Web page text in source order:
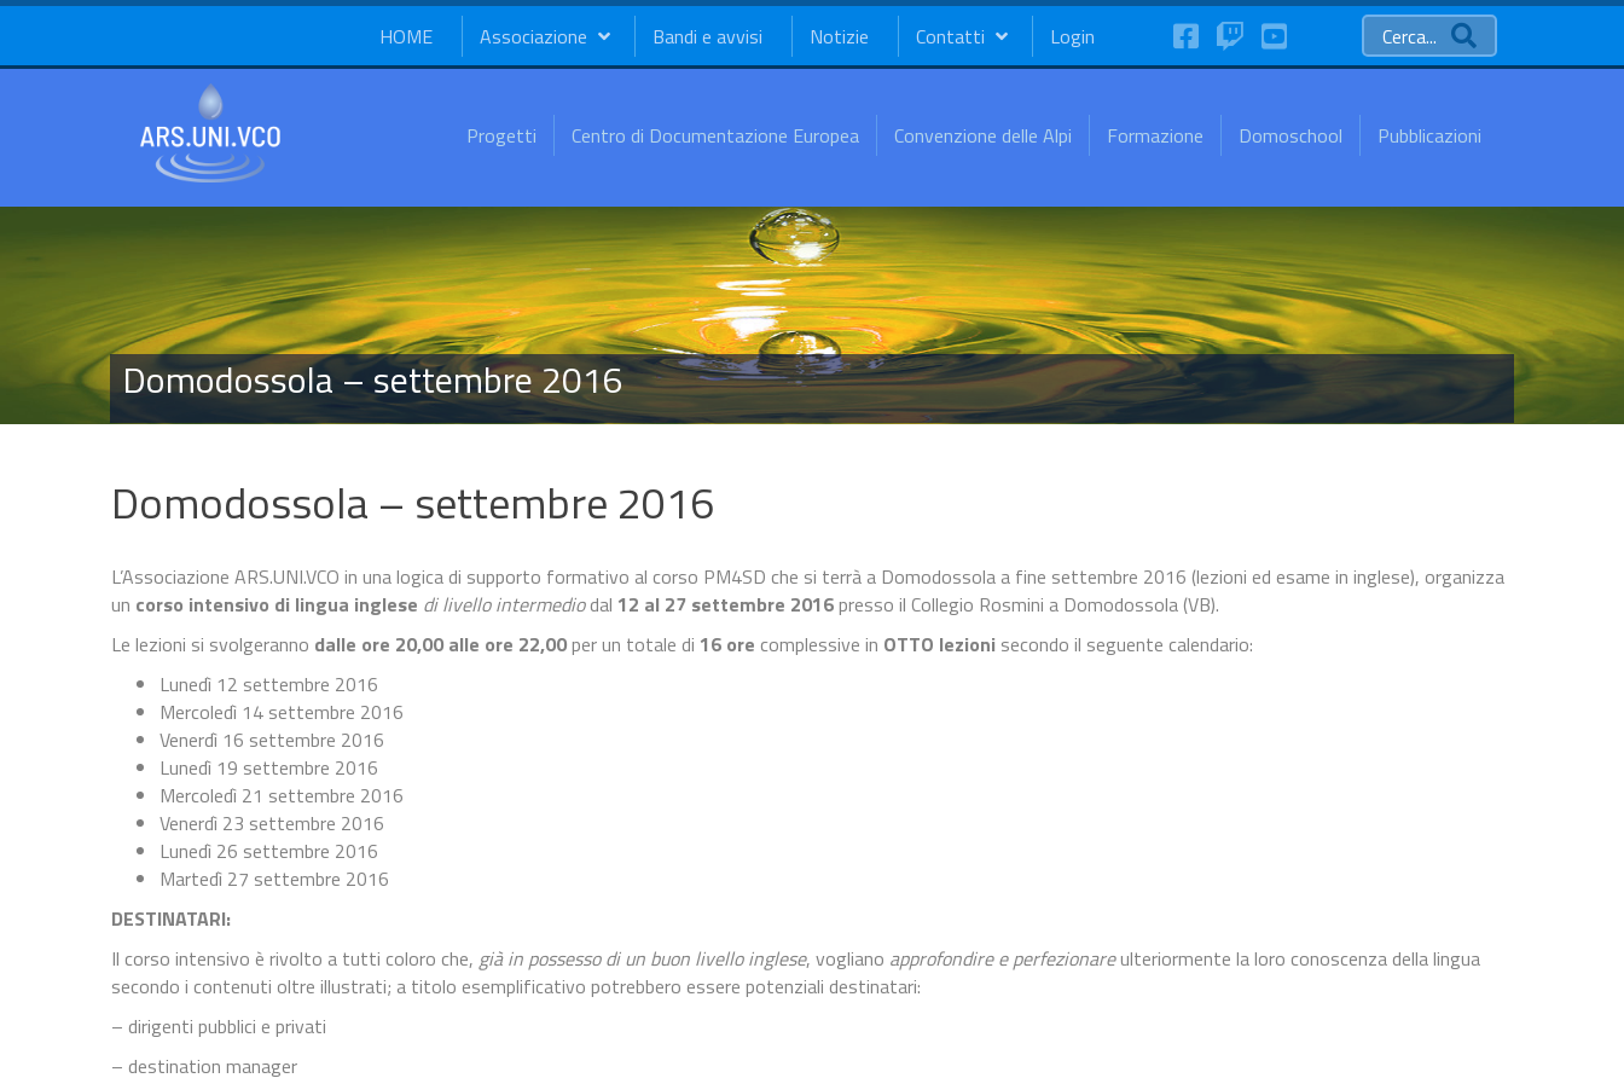
HOME Associazione Bandi e avvisi Notizie Contatti Login FaceBookTwitchYouTube Cerca...
Progetti Centro di Documentazione Europea Convenzione delle Alpi Formazione Domoschool Pubblicazioni
Domodossola – settembre 2016
Domodossola – settembre 2016
L’Associazione ARS.UNI.VCO in una logica di supporto formativo al corso PM4SD che si terrà a Domodossola a fine settembre 2016 (lezioni ed esame in inglese), organizza
un corso intensivo di lingua inglese di livello intermediodal 12 al 27 settembre 2016presso il Collegio Rosmini a Domodossola (VB).
Le lezioni si svolgeranno dalle ore 20,00 alle ore 22,00per un totale di 16 ore complessive in OTTO lezioni secondo il seguente calendario:
Lunedì 12 settembre 2016
Mercoledì 14 settembre 2016
Venerdì 16 settembre 2016
Lunedì 19 settembre 2016
Mercoledì 21 settembre 2016
Venerdì 23 settembre 2016
Lunedì 26 settembre 2016
Martedì 27 settembre 2016
DESTINATARI:
Il corso intensivo è rivolto a tutti coloro che, già in possesso di un buon livello inglese, vogliano approfondire e perfezionareulteriormente la loro conoscenza della lingua
secondo i contenuti oltre illustrati; a titolo esemplificativo potrebbero essere potenziali destinatari:
– dirigenti pubblici e privati
– destination manager